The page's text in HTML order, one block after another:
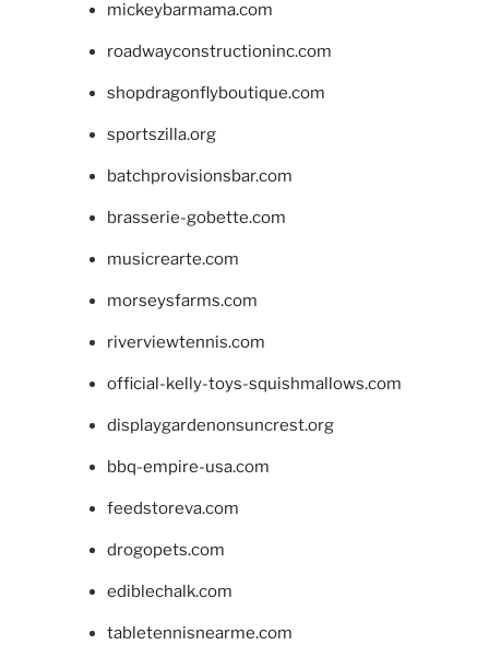
mickeybarmama.com
roadwayconstructioninc.com
shopdragonflyboutique.com
sportszilla.org
batchprovisionsbar.com
brasserie-gobette.com
musicrearte.com
morseysfarms.com
riverviewtennis.com
official-kelly-toys-squishmallows.com
displaygardenonsuncrest.org
bbq-empire-usa.com
feedstoreva.com
drogopets.com
ediblechalk.com
tabletennisnearme.com